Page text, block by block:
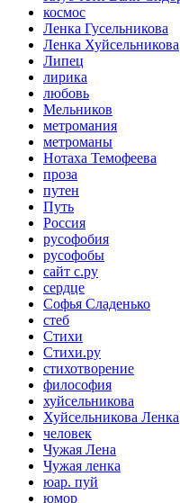
космос
Ленка Гусельникова
Ленка Хуйсельникова
Липец
лирика
любовь
Мельников
метромания
метроманы
Нотаха Темофеева
проза
путен
Путь
Россия
русофобия
русофобы
сайт с.ру
сердце
Софья Сладенько
стеб
Стихи
Стихи.ру
стихотворение
философия
хуйсельникова
Хуйсельникова Ленка
человек
Чужая Лена
Чужая ленка
юар. пуй
юмор